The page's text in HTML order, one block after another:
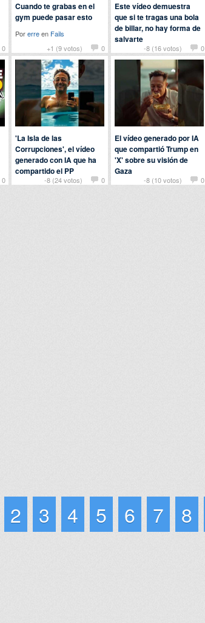
0 +1 (9 votos) 0
Cuando te grabas en el
gym puede pasar esto
Porerreen Fails
-8 (16 votos)
0
Este vídeo demuestra
que si te tragas una bola
de billar, no hay forma de
salvarte
PorlocomonenCuriosidades
0
-8 (24 votos)
0
'La Isla de las
Corrupciones', el vídeo
generado con IA que ha
compartido el PP
PortrollenActualidad
-8 (10 votos) 0
El vídeo generado por IA
que compartió Trump en
'X' sobre su visión de
Gaza
PorBabaenActualidad
2 3 4 5 6 7 8